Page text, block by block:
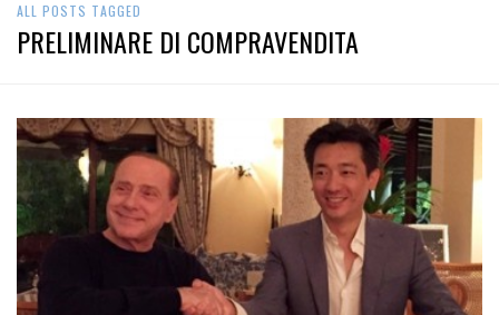
ALL POSTS TAGGED
PRELIMINARE DI COMPRAVENDITA